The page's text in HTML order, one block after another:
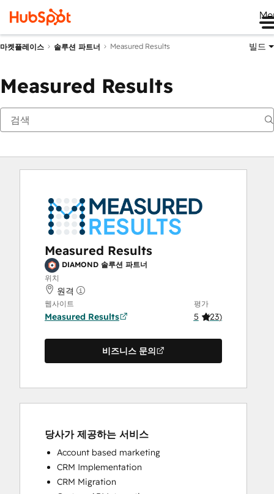
마켓플레이스 솔루션 파트너 Measured Results 빌드
Measured Results
Measured Results
DIAMOND 솔루션 파트너
위치
원격
웹사이트
Measured Results
평가
5 (23)
비즈니스 문의
당사가 제공하는 서비스
Account based marketing
CRM Implementation
CRM Migration